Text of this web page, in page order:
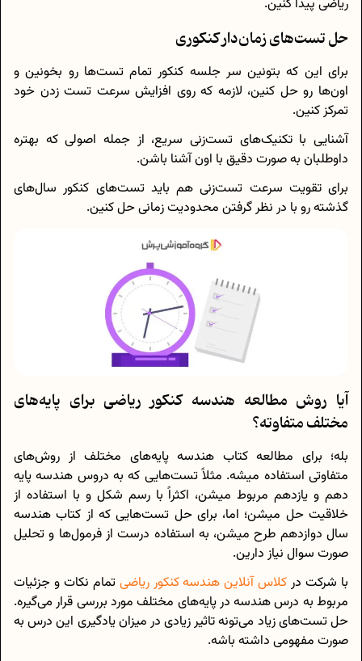
ریاضی پیدا کنین.
حل تست‌های زمان‌دار کنکوری
برای این که بتونین سر جلسه کنکور تمام تست‌ها رو بخونین و
اون‌ها رو حل کنین، لازمه که روی افزایش سرعت تست زدن خود
تمرکز کنین.
آشنایی با تکنیک‌های تست‌زنی سریع، از جمله اصولی که بهتره
داوطلبان به صورت دقیق با اون آشنا باشن.
برای تقویت سرعت تست‌زنی هم باید تست‌های کنکور سال‌های
گذشته رو با در نظر گرفتن محدودیت زمانی حل کنین.
آیا روش مطالعه هندسه کنکور ریاضی برای پایه‌های
مختلف متفاوته؟
بله؛ برای مطالعه کتاب هندسه پایه‌های مختلف از روش‌های
متفاوتی استفاده میشه. مثلاً تست‌هایی که به دروس هندسه پایه
دهم و یازدهم مربوط میشن، اکثراً با رسم شکل و با استفاده از
خلاقیت حل میشن؛ اما، برای حل تست‌هایی که از کتاب هندسه
سال دوازدهم طرح میشن، به استفاده درست از فرمول‌ها و تحلیل
صورت سوال نیاز دارین.
با شرکت در کلاس آنلاین هندسه کنکور ریاضی تمام نکات و جزئیات
مربوط به درس هندسه در پایه‌های مختلف مورد بررسی قرار می‌گیره.
حل تست‌های زیاد می‌تونه تاثیر زیادی در میزان یادگیری این درس به
صورت مفهومی داشته باشه.